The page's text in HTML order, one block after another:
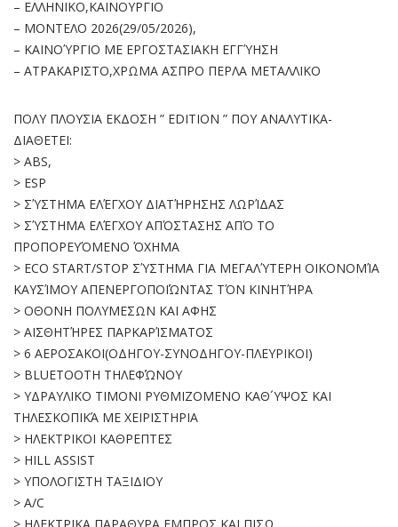
– ΕΛΛΗΝΙΚΟ,ΚΑΙΝΟΥΡΓΙΟ
– ΜΟΝΤΕΛΟ 2026(29/05/2026),
– ΚΑΙΝΟΎΡΓΙΟ ΜΕ ΕΡΓΟΣΤΑΣΙΑΚΗ ΕΓΓΎΗΣΗ
– ΑΤΡΑΚΑΡΙΣΤΟ,ΧΡΩΜΑ ΑΣΠΡΟ ΠΕΡΛΑ ΜΕΤΑΛΛΙΚΟ
ΠΟΛΥ ΠΛΟΥΣΙΑ ΕΚΔΟΣΗ ” EDITION ” ΠΟΥ ΑΝΑΛΥΤΙΚΑ-
ΔΙΑΘΕΤΕΙ:
> ABS,
> ESP
> ΣΎΣΤΗΜΑ ΕΛΈΓΧΟΥ ΔΙΑΤΉΡΗΣΗΣ ΛΩΡΊΔΑΣ
> ΣΎΣΤΗΜΑ ΕΛΈΓΧΟΥ ΑΠΌΣΤΑΣΗΣ ΑΠΌ ΤΟ
ΠΡΟΠΟΡΕΥΌΜΕΝΟ ΌΧΗΜΑ
> ECO START/STOP ΣΎΣΤΗΜΑ ΓΙΑ ΜΕΓΑΛΎΤΕΡΗ ΟΙΚΟΝΟΜΊΑ
ΚΑΥΣΊΜΟΥ ΑΠΕΝΕΡΓΟΠΟΙΏΝΤΑΣ ΤΌΝ ΚΙΝΗΤΉΡΑ
> ΟΘΟΝΗ ΠΟΛΥΜΕΣΩΝ ΚΑΙ ΑΦΗΣ
> ΑΙΣΘΗΤΉΡΕΣ ΠΑΡΚΑΡΊΣΜΑΤΟΣ
> 6 ΑΕΡΟΣΑΚΟΙ(ΟΔΗΓΟΥ-ΣΥΝΟΔΗΓΟΥ-ΠΛΕΥΡΙΚΟΙ)
> BLUETOOTH ΤΗΛΕΦΏΝΟΥ
> ΥΔΡΑΥΛΙΚΟ ΤΙΜΟΝΙ ΡΥΘΜΙΖΟΜΕΝΟ ΚΑΘ´ΥΨΟΣ ΚΑΙ
ΤΗΛΕΣΚΟΠΙΚΆ ΜΕ ΧΕΙΡΙΣΤΗΡΙΑ
> ΗΛΕΚΤΡΙΚΟΙ ΚΑΘΡΕΠΤΕΣ
> HILL ASSIST
> ΥΠΟΛΟΓΙΣΤΗ ΤΑΞΙΔΙΟΥ
> Α/C